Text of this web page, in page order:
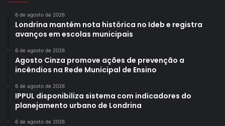
Etiquetas campo Equipe esporte FEIPE
feminina
feminino
futebol incentivo
JEPs Bom de Bola
Jogos Escolares do Paraná
Londrina Tsuru
patrocínio prefeitura Sub-14 Sub-17 time
6 de agosto de 2026
Londrina mantém nota histórica no Ideb e registra
avanços em escolas municipais
6 de agosto de 2026
Agosto Cinza promove ações de prevenção a
incêndios na Rede Municipal de Ensino
6 de agosto de 2026
IPPUL disponibiliza sistema com indicadores do
planejamento urbano de Londrina
6 de agosto de 2026